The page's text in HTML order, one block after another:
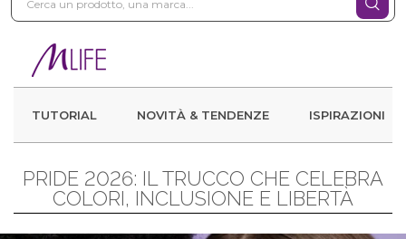
TUTORIAL NOVITÀ & TENDENZE ISPIRAZIONI
PRIDE 2026: IL TRUCCO CHE CELEBRA
COLORI, INCLUSIONE E LIBERTÀ